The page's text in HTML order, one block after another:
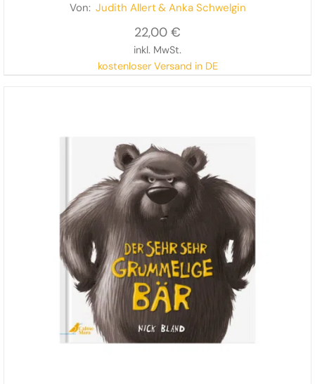
Von: Judith Allert& Anka Schwelgin
22,00 €
inkl. MwSt.
kostenloser Versand in DE